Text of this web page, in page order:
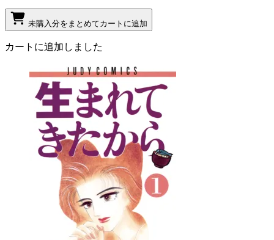
未購入分をまとめてカートに追加
カートに追加しました